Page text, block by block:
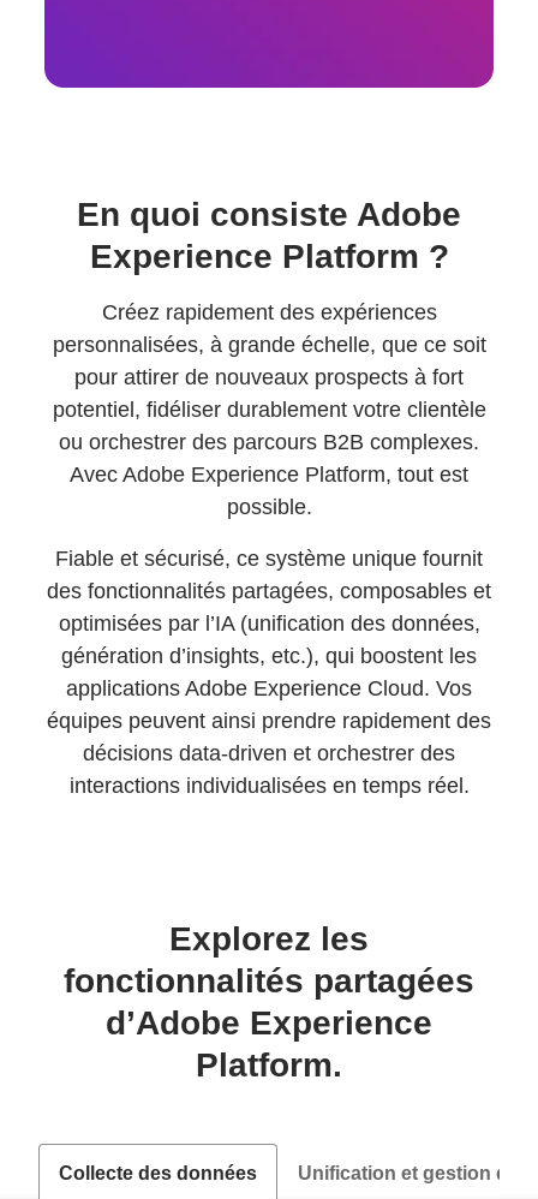
En quoi consiste Adobe
Experience Platform ?
Créez rapidement des expériences
personnalisées, à grande échelle, que ce soit
pour attirer de nouveaux prospects à fort
potentiel, fidéliser durablement votre clientèle
ou orchestrer des parcours B2B complexes.
Avec Adobe Experience Platform, tout est
possible.
Fiable et sécurisé, ce système unique fournit
des fonctionnalités partagées, composables et
optimisées par l’IA (unification des données,
génération d’insights, etc.), qui boostent les
applications Adobe Experience Cloud. Vos
équipes peuvent ainsi prendre rapidement des
décisions data-driven et orchestrer des
interactions individualisées en temps réel.
Explorez les
fonctionnalités partagées
d’Adobe Experience
Platform.
Collecte des données Unification et gestion des